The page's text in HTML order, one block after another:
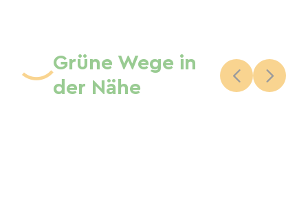
Grüne Wege in
der Nähe